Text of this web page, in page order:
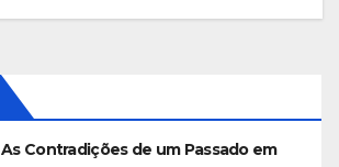
As Contradições de um Passado em